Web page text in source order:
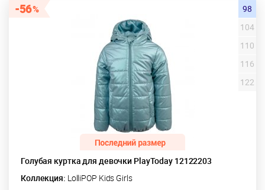
56
Голубая куртка для девочки PlayToday 12122203
Коллекция: LolliPOP Kids Girls
98
104
110
116
122